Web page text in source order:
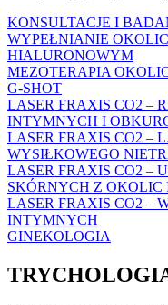
KONSULTACJE I
WYPEŁNIANIE
HIALURONOWYM
MEZOTERAPIA
G-SHOT
LASER FRAXIS CO2 –
INTYMNYCH I
LASER FRAXIS CO2 –
WYSIŁKOWEGO
LASER FRAXIS CO2 –
SKÓRNYCH Z
LASER FRAXIS CO2 –
INTYMNYCH
GINEKOLOGIA